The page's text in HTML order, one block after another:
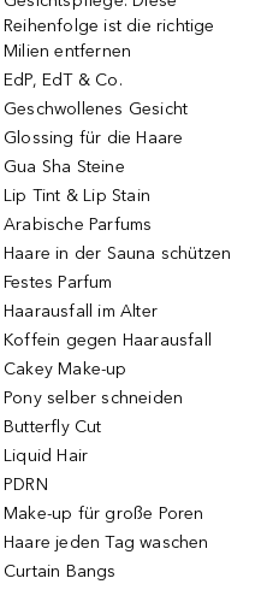
Reihenfolge ist die richtige
Milien entfernen
EdP, EdT & Co.
Geschwollenes Gesicht
Glossing für die Haare
Gua Sha Steine
Lip Tint & Lip Stain
Arabische Parfums
Haare in der Sauna schützen
Festes Parfum
Haarausfall im Alter
Koffein gegen Haarausfall
Cakey Make-up
Pony selber schneiden
Butterfly Cut
Liquid Hair
PDRN
Make-up für große Poren
Haare jeden Tag waschen
Curtain Bangs